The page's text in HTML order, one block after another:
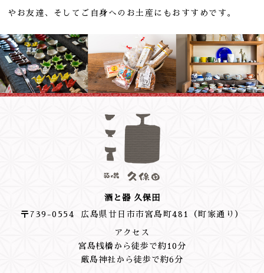
やお友達、そしてご自身へのお土産にもおすすめです。
酒と器 久保田
〒739-0554 広島県廿日市市宮島町481（町家通り）
アクセス
宮島桟橋から徒歩で約10分
厳島神社から徒歩で約6分